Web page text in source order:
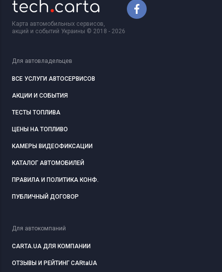
Карта автомобильных сервисов,
акций и событий Украины © 2018 - 2026
Для автовладельцев
ВСЕ УСЛУГИ АВТОСЕРВИСОВ
АКЦИИ И СОБЫТИЯ
ТЕСТЫ ТОПЛИВА
ЦЕНЫ НА ТОПЛИВО
КАМЕРЫ ВИДЕОФИКСАЦИИ
КАТАЛОГ АВТОМОБИЛЕЙ
ПРАВИЛА И ПОЛИТИКА КОНФ.
ПУБЛИЧНЫЙ ДОГОВОР
Для автокомпаний
CARTA.UA ДЛЯ КОМПАНИИ
ОТЗЫВЫ И РЕЙТИНГ CARtaUA